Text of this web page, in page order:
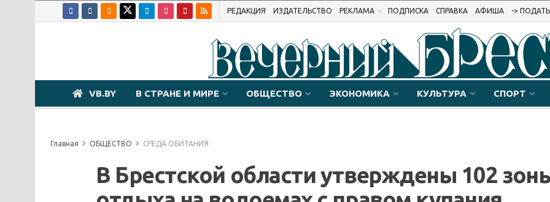
РЕДАКЦИЯ ИЗДАТЕЛЬСТВО РЕКЛАМА ПОДПИСКА СПРАВКА АФИША ->
VB.BY В СТРАНЕ И МИРЕ ОБЩЕСТВО ЭКОНОМИКА КУЛЬТУРА СПОРТ
Главная ОБЩЕСТВО СРЕДА ОБИТАНИЯ
В Брестской области утверждены 102